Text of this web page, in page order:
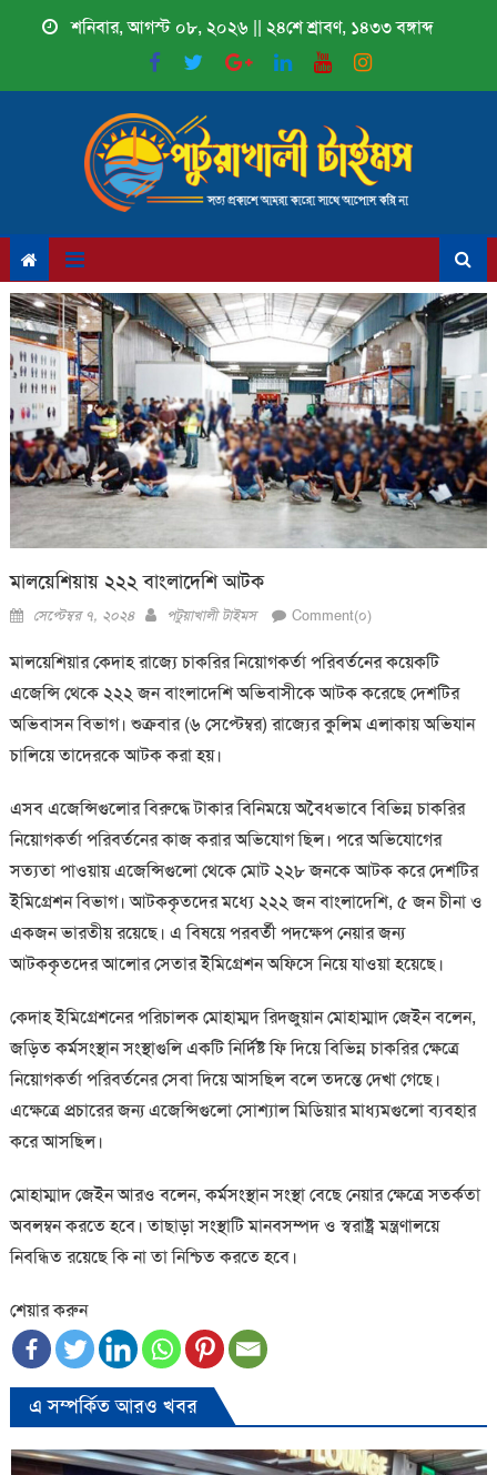
শনিবার, আগস্ট ০৮, ২০২৬ || ২৪শে শ্রাবণ, ১৪৩৩ বঙ্গাব্দ
মালয়েশিয়ায় ২২২ বাংলাদেশি আটক
Posted
সেপ্টেম্বর ৭, ২০২৪ Author
পটুয়াখালী টাইমস Comment(০)
মালয়েশিয়ার কেদাহ রাজ্যে চাকরির নিয়োগকর্তা পরিবর্তনের কয়েকটি
এজেন্সি থেকে ২২২ জন বাংলাদেশি অভিবাসীকে আটক করেছে দেশটির
অভিবাসন বিভাগ। শুক্রবার (৬ সেপ্টেম্বর) রাজ্যের কুলিম এলাকায় অভিযান
চালিয়ে তাদেরকে আটক করা হয়।
এসব এজেন্সিগুলোর বিরুদ্ধে টাকার বিনিময়ে অবৈধভাবে বিভিন্ন চাকরির
নিয়োগকর্তা পরিবর্তনের কাজ করার অভিযোগ ছিল। পরে অভিযোগের
সত্যতা পাওয়ায় এজেন্সিগুলো থেকে মোট ২২৮ জনকে আটক করে দেশটির
ইমিগ্রেশন বিভাগ। আটককৃতদের মধ্যে ২২২ জন বাংলাদেশি, ৫ জন চীনা ও
একজন ভারতীয় রয়েছে। এ বিষয়ে পরবর্তী পদক্ষেপ নেয়ার জন্য
আটককৃতদের আলোর সেতার ইমিগ্রেশন অফিসে নিয়ে যাওয়া হয়েছে।
কেদাহ ইমিগ্রেশনের পরিচালক মোহাম্মদ রিদজুয়ান মোহাম্মাদ জেইন বলেন,
জড়িত কর্মসংস্থান সংস্থাগুলি একটি নির্দিষ্ট ফি দিয়ে বিভিন্ন চাকরির ক্ষেত্রে
নিয়োগকর্তা পরিবর্তনের সেবা দিয়ে আসছিল বলে তদন্তে দেখা গেছে।
এক্ষেত্রে প্রচারের জন্য এজেন্সিগুলো সোশ্যাল মিডিয়ার মাধ্যমগুলো ব্যবহার
করে আসছিল।
মোহাম্মাদ জেইন আরও বলেন, কর্মসংস্থান সংস্থা বেছে নেয়ার ক্ষেত্রে সতর্কতা
অবলম্বন করতে হবে। তাছাড়া সংস্থাটি মানবসম্পদ ও স্বরাষ্ট্র মন্ত্রণালয়ে
নিবন্ধিত রয়েছে কি না তা নিশ্চিত করতে হবে।
শেয়ার করুন
এ সম্পর্কিত আরও খবর